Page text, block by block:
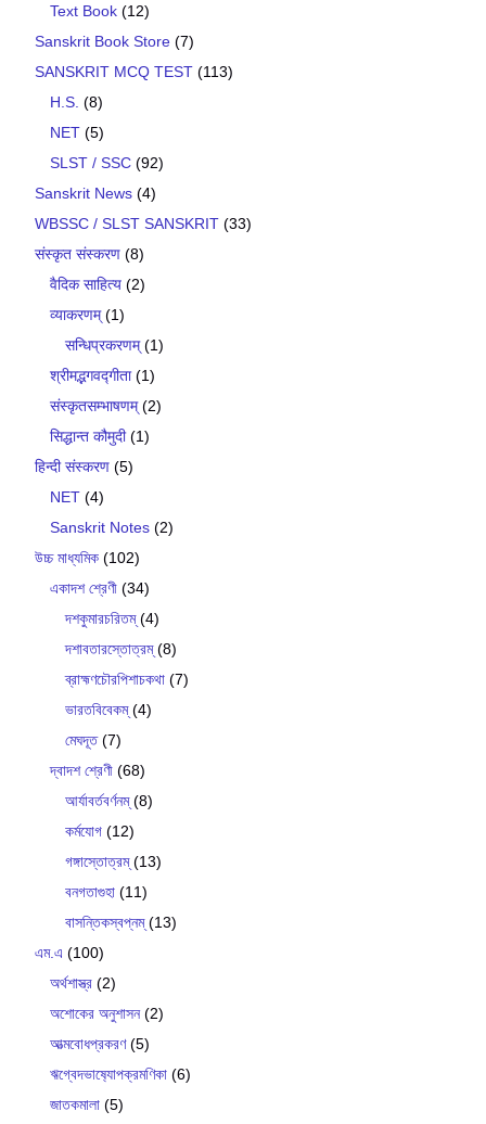
Text Book (12)
Sanskrit Book Store (7)
SANSKRIT MCQ TEST (113)
H.S. (8)
NET (5)
SLST / SSC (92)
Sanskrit News (4)
WBSSC / SLST SANSKRIT (33)
संस्कृत संस्करण (8)
वैदिक साहित्य (2)
व्याकरणम्(1)
सन्धिप्रकरणम्(1)
श्रीमद्भगवद्गीता(1)
संस्कृतसम्भाषणम्(2)
सिद्धान्त कौमुदी(1)
हिन्दी संस्करण (5)
NET (4)
Sanskrit Notes (2)
উচ্চ মাধ্যমিক (102)
একাদশ শ্রেণী (34)
দশকুমারচরিতম্(4)
দশাবতারস্তোত্রম্(8)
ব্রাহ্মণচৌরপিশাচকথা (7)
ভারতবিবেকম্(4)
মেঘদূত(7)
দ্বাদশ শ্রেণী (68)
আর্যাবর্তবর্ণনম্(8)
কর্মযোগ (12)
গঙ্গাস্তোত্রম্(13)
বনগতাগুহা (11)
বাসন্তিকস্বপ্নম্(13)
এম.এ (100)
অর্থশাস্ত্র (2)
অশোকের অনুশাসন(2)
আত্মবোধপ্রকরণ(5)
ঋগ্বেদভাষ‍্যোপক্রমণিকা (6)
জাতকমালা (5)